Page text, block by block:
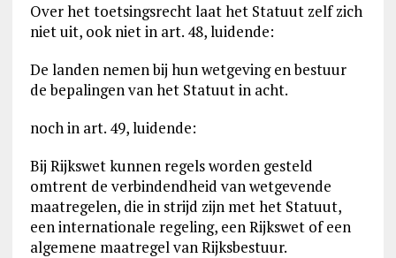
Over het toetsingsrecht laat het Statuut zelf zich
niet uit, ook niet in art. 48, luidende:
De landen nemen bij hun wetgeving en bestuur
de bepalingen van het Statuut in acht.
noch in art. 49, luidende:
Bij Rijkswet kunnen regels worden gesteld
omtrent de verbindendheid van wetgevende
maatregelen, die in strijd zijn met het Statuut,
een internationale regeling, een Rijkswet of een
algemene maatregel van Rijksbestuur.